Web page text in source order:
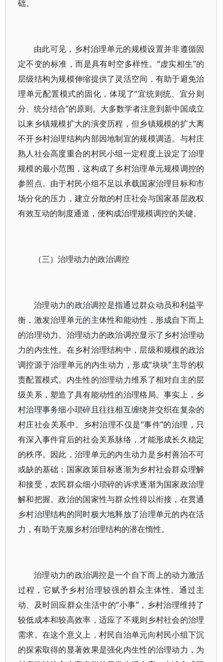
础。
由此可见，乡村治理单元的规模设置并非遵循固
定不变的标准，而是具有时空多样性。“虚实相生”的
层级结构为规模伸缩提供了灵活空间，有助于避免治
理单元配置模式的固化，体现了“宜统则统、宜分则
分、统分结合”的原则。大多数学者注意到新中国成立
以来乡镇规模扩大的演变历程，但乡镇规模的扩大离
不开乡村治理结构内部因地制宜的规模调适。与村庄
熟人社会高度重合的村民小组一定程度上设定了治理
规模的最小范围，这构成了乡村治理单元规模调控的
参照点。由于村民小组不足以承载国家治理目标和市
场分化的压力，建立分散的村庄社会与国家基层政权
有效互动的制度通道，便构成治理规模调控的关键。
（三）治理动力的政治调控
治理动力的政治调控是指通过群众动员和利益平
衡，激发治理单元的主体性和能动性，形成自下而上
的治理动力。治理动力的政治调控显示了乡村治理动
力的内生性。在乡村治理结构中，层级和规模的政治
调控源于治理单元的内生动力，形成“块块”主导的权
责配置模式。内生性的治理动力维系了相对自主的层
级关系，塑造了具有能动性的治理格局。事实上，乡
村治理事务细小琐碎且往往相互缠绕并交织在复杂的
村庄社会关系中。乡村治理不仅是“事件”的治理，只
有深入事件背后的社会关系脉络，才能形成长久稳定
的秩序。因此，治理单元的内生动力是乡村善治不可
或缺的基础：国家政策目标逐渐为乡村社会群众理解
和接受，农民群众细小琐碎的诉求逐渐为国家政治理
解和把握。政治的国家性与群众性得以衔接，在贯通
乡村治理结构的同时极大地释放了治理单元的内在活
力，有助于克服乡村治理结构的潜在惰性。
治理动力的政治调控是一个自下而上的动力激活
过程，它赋予乡村治理较强的群众主体性。通过主
动、及时回应群众生活中的“小事”，乡村治理维持了
较低成本和较高效率，适应了不规则乡村社会的治理
需求。在这个意义上，村民自治单元向村民小组下沉
的探索取得的显著效果是强化内生性的治理动力，为